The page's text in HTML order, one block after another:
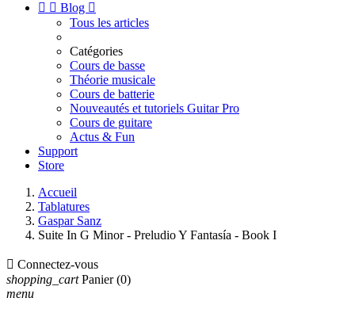
  Blog 
Tous les articles
Catégories
Cours de basse
Théorie musicale
Cours de batterie
Nouveautés et tutoriels Guitar Pro
Cours de guitare
Actus & Fun
Support
Store
Accueil
Tablatures
Gaspar Sanz
Suite In G Minor - Preludio Y Fantasía - Book I
 Connectez-vous
shopping_cart Panier (0)
menu